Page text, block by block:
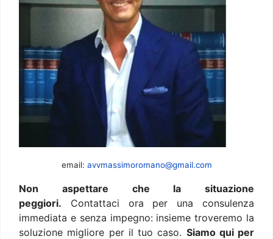
email: avvmassimoromano@gmail.com
Non aspettare che la situazione
peggiori. Contattaci ora per una consulenza
immediata e senza impegno: insieme troveremo la
soluzione migliore per il tuo caso. Siamo qui per